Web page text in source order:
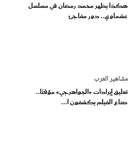
هكذا يظهر محمد رمضان في مسلسل
عشماوي.. دور مفاجئ
مشاهير العرب
تعليق إيرادات «الجواهرجي» مؤقتًا..
صناع الفيلم يكشفون ا...